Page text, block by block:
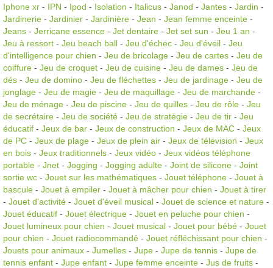
Iphone xr - IPN - Ipod - Isolation - Italicus - Janod - Jantes - Jardin -
Jardinerie - Jardinier - Jardinière - Jean - Jean femme enceinte -
Jeans - Jerricane essence - Jet dentaire - Jet set sun - Jeu 1 an -
Jeu à ressort - Jeu beach ball - Jeu d'échec - Jeu d'éveil - Jeu
d'intelligence pour chien - Jeu de bricolage - Jeu de cartes - Jeu de
coiffure - Jeu de croquet - Jeu de cuisine - Jeu de dames - Jeu de
dés - Jeu de domino - Jeu de fléchettes - Jeu de jardinage - Jeu de
jonglage - Jeu de magie - Jeu de maquillage - Jeu de marchande -
Jeu de ménage - Jeu de piscine - Jeu de quilles - Jeu de rôle - Jeu
de secrétaire - Jeu de société - Jeu de stratégie - Jeu de tir - Jeu
éducatif - Jeux de bar - Jeux de construction - Jeux de MAC - Jeux
de PC - Jeux de plage - Jeux de plein air - Jeux de télévision - Jeux
en bois - Jeux traditionnels - Jeux vidéo - Jeux vidéos téléphone
portable - Jnet - Jogging - Jogging adulte - Joint de silicone - Joint
sortie wc - Jouet sur les mathématiques - Jouet téléphone - Jouet à
bascule - Jouet à empiler - Jouet à mâcher pour chien - Jouet à tirer
- Jouet d'activité - Jouet d'éveil musical - Jouet de science et nature -
Jouet éducatif - Jouet électrique - Jouet en peluche pour chien -
Jouet lumineux pour chien - Jouet musical - Jouet pour bébé - Jouet
pour chien - Jouet radiocommandé - Jouet réfléchissant pour chien -
Jouets pour animaux - Jumelles - Jupe - Jupe de tennis - Jupe de
tennis enfant - Jupe enfant - Jupe femme enceinte - Jus de fruits -